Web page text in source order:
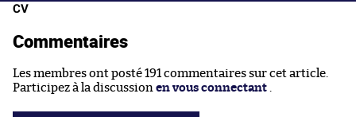
CV
Commentaires
Les membres ont posté 191 commentaires sur cet article.
Participez à la discussion en vous connectant